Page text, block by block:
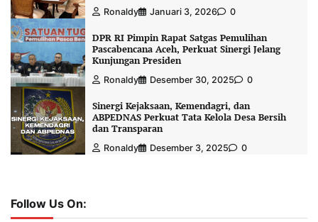
Ronaldy Januari 3, 2026 0
DPR RI Pimpin Rapat Satgas Pemulihan
Pascabencana Aceh, Perkuat Sinergi Jelang
Kunjungan Presiden
Ronaldy Desember 30, 2025 0
Sinergi Kejaksaan, Kemendagri, dan
ABPEDNAS Perkuat Tata Kelola Desa Bersih
dan Transparan
Ronaldy Desember 3, 2025 0
Follow Us On: